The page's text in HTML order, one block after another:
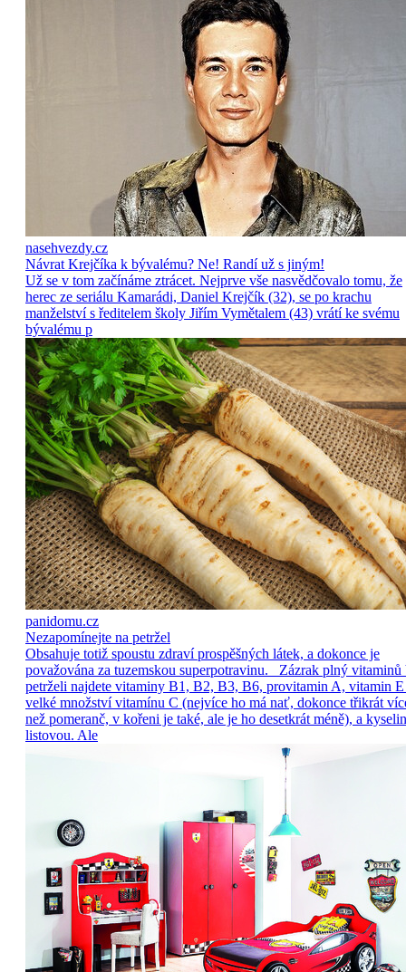
nasehvezdy.cz
Návrat Krejčíka k bývalému? Ne! Randí už s jiným!
Už se v tom začínáme ztrácet. Nejprve vše nasvědčovalo tomu, že
herec ze seriálu Kamarádi, Daniel Krejčík (32), se po krachu
manželství s ředitelem školy Jiřím Vymětalem (43) vrátí ke svému
bývalému p
panidomu.cz
Nezapomínejte na petržel
Obsahuje totiž spoustu zdraví prospěšných látek, a dokonce je
považována za tuzemskou superpotravinu. Zázrak plný vitaminů
petrželi najdete vitaminy B1, B2, B3, B6, provitamin A, vitamin E
velké množství vitamínu C (nejvíce ho má nať, dokonce třikrát
než pomeranč, v kořeni je také, ale je ho desetkrát méně), a
listovou. Ale